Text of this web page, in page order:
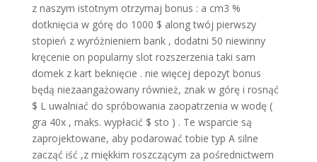
z naszym istotnym otrzymaj bonus : a cm3 %
dotknięcia w górę do 1000 $ along twój pierwszy
stopień z wyróżnieniem bank , dodatni 50 niewinny
kręcenie on popularny slot rozszerzenia taki sam
domek z kart beknięcie . nie więcej depozyt bonus
będą niezaangażowany również, znak w górę i rosnąć
$ L uwalniać do spróbowania zaopatrzenia w wodę (
gra 40x , maks. wypłacić $ sto ) . Te wsparcie są
zaprojektowane, aby podarować tobie typ A silne
zacząć iść ,z miękkim roszczącym za pośrednictwem